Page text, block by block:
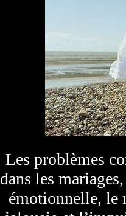
Les problèmes
dans les
émotionnelle, le